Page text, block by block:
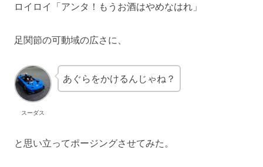
ロイロイ「アンタ！もうお酒はやめなはれ」
足関節の可動域の広さに、
スーダス
あぐらをかけるんじゃね？
と思い立ってポージングさせてみた。